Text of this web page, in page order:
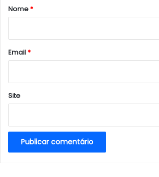
r
*
Nome*
Email*
Site